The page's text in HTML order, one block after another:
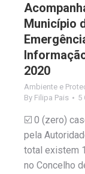
Município
2020
Ambiente e
By Filipa Pais 5
☑️ 0 (zero)
pela
total existem
no